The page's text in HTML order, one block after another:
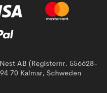
AB (Registernr. 556628-
70 Kalmar, Schweden